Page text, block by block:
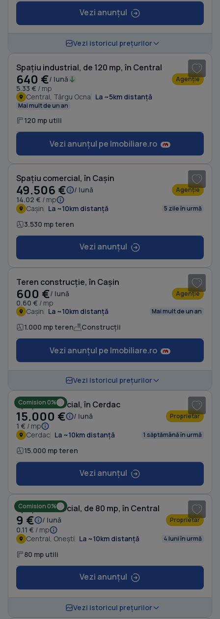
Vezi anunțul
Vezi istoricul prețurilor
Spațiu industrial, de 120 mp, în Central
640 €/ lună
5.33 € / mp
Agenție
Central, Târgu Ocna La ~5km distanță
Mai mult de un an
120 mp utili
Vezi anunțul pe Imobiliare.ro
Spațiu comercial, în Cașin
49.506 €
/ lună
14.02 € / mp
Agenție
Cașin La ~10km distanță 5 zile în urmă
3.530 mp teren
Vezi anunțul
Teren construcție, în Cașin
600 €/ lună
0.60 € / mp
Agenție
Cașin La ~10km distanță Mai mult de un an
1.000 mp teren Construcții
Vezi anunțul pe Imobiliare.ro
Vezi istoricul prețurilor
Comision 0%
Spațiu comercial, în Cerdac
15.000 €
/ lună
1 € / mp
Proprietar
Cerdac La ~10km distanță 1 săptămână în urmă
15.000 mp teren
Vezi anunțul
Comision 0%
Spațiu comercial, de 80 mp, în Central
9 €
/ lună
0.11 € / mp
Proprietar
Central, Onești La ~10km distanță 4 luni în urmă
80 mp utili
Vezi anunțul
Vezi istoricul prețurilor